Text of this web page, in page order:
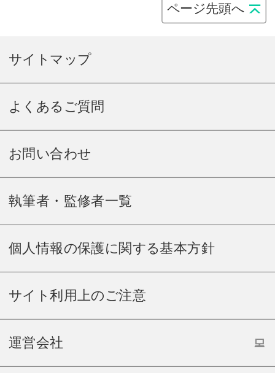
ページ先頭へ
サイトマップ
よくあるご質問
お問い合わせ
執筆者・監修者一覧
個人情報の保護に関する基本方針
サイト利用上のご注意
運営会社